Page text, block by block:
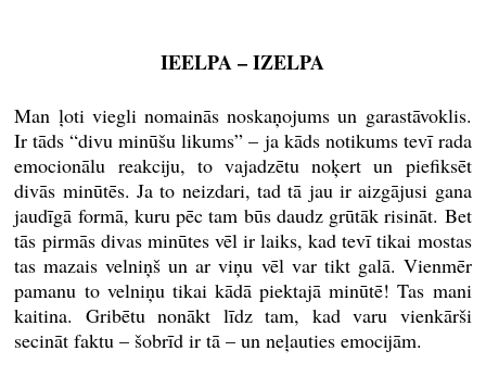
IEELPA – IZELPA
Man ļoti viegli nomainās noskaņojums un garastāvoklis.
Ir tāds “divu minūšu likums” – ja kāds notikums tevī rada
emocionālu reakciju, to vajadzētu noķert un piefiksēt
divās minūtēs. Ja to neizdari, tad tā jau ir aizgājusi gana
jaudīgā formā, kuru pēc tam būs daudz grūtāk risināt. Bet
tās pirmās divas minūtes vēl ir laiks, kad tevī tikai mostas
tas mazais velniņš un ar viņu vēl var tikt galā. Vienmēr
pamanu to velniņu tikai kādā piektajā minūtē! Tas mani
kaitina. Gribētu nonākt līdz tam, kad varu vienkārši
secināt faktu – šobrīd ir tā – un neļauties emocijām.